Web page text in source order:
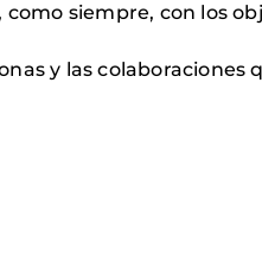
siempre, con los
y las colaboraciones